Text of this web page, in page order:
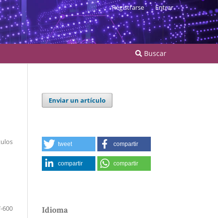
Buscar
Registrarse Entrar
600
Enviar un artículo
tweet compartir
compartir compartir
Idioma